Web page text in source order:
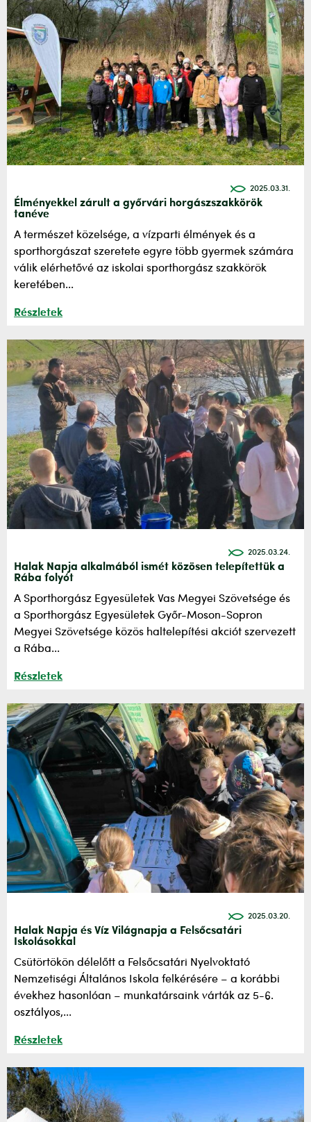
2025.03.31.
Élményekkel zárult a győrvári horgászszakkörök
tanéve
A természet közelsége, a vízparti élmények és a
sporthorgászat szeretete egyre több gyermek számára
válik elérhetővé az iskolai sporthorgász szakkörök
keretében...
Részletek
2025.03.24.
Halak Napja alkalmából ismét közösen telepítettük a
Rába folyót
A Sporthorgász Egyesületek Vas Megyei Szövetsége és
a Sporthorgász Egyesületek Győr-Moson-Sopron
Megyei Szövetsége közös haltelepítési akciót szervezett
a Rába...
Részletek
2025.03.20.
Halak Napja és Víz Világnapja a Felsőcsatári
Iskolásokkal
Csütörtökön délelőtt a Felsőcsatári Nyelvoktató
Nemzetiségi Általános Iskola felkérésére – a korábbi
évekhez hasonlóan – munkatársaink várták az 5-6.
osztályos,...
Részletek